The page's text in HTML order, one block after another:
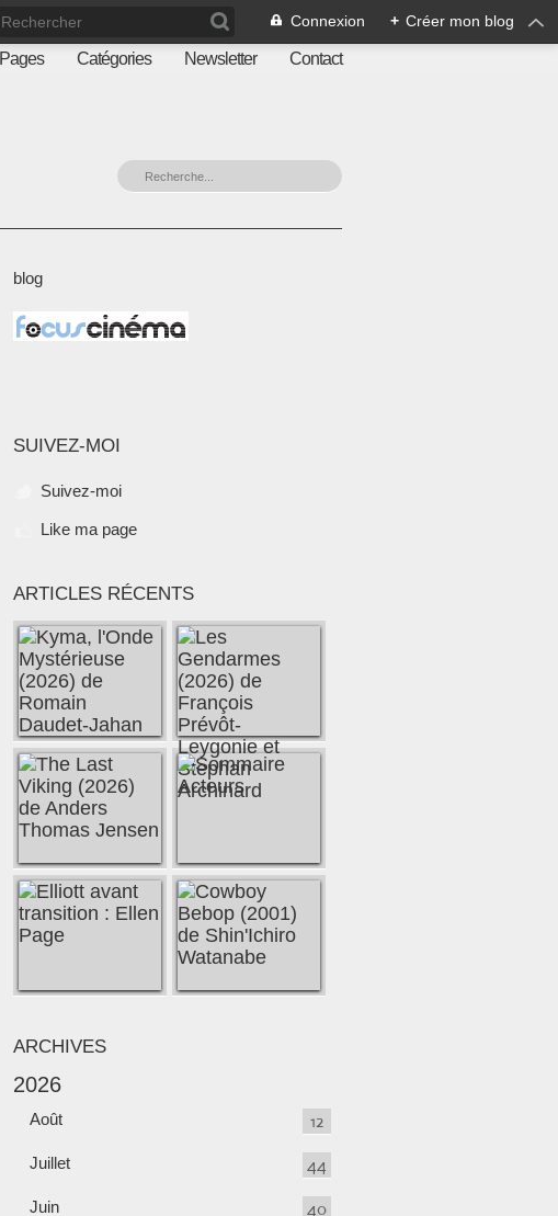
Connexion + Créer mon blog
Pages Catégories Newsletter Contact
blog
SUIVEZ-MOI
Suivez-moi
Like ma page
ARTICLES RÉCENTS
ARCHIVES
2026
Août 12
Juillet 44
Juin 40